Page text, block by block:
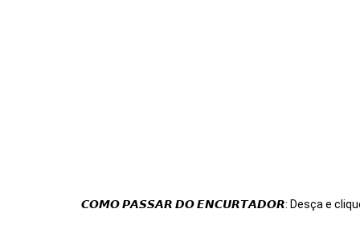
𝘾𝙊𝙈𝙊 𝙋𝘼𝙎𝙎𝘼𝙍 𝘿𝙊 𝙀𝙉𝘾𝙐𝙍𝙏𝘼𝘿𝙊𝙍: Desça e clique